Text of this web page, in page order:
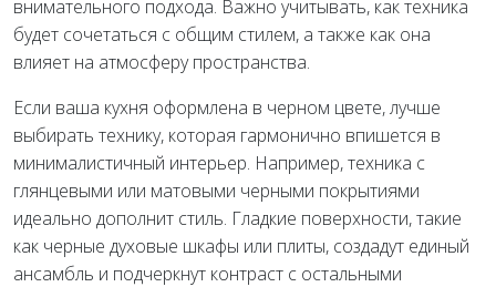
внимательного подхода. Важно учитывать, как техника
будет сочетаться с общим стилем, а также как она
влияет на атмосферу пространства.
Если ваша кухня оформлена в черном цвете, лучше
выбирать технику, которая гармонично впишется в
минималистичный интерьер. Например, техника с
глянцевыми или матовыми черными покрытиями
идеально дополнит стиль. Гладкие поверхности, такие
как черные духовые шкафы или плиты, создадут единый
ансамбль и подчеркнут контраст с остальными